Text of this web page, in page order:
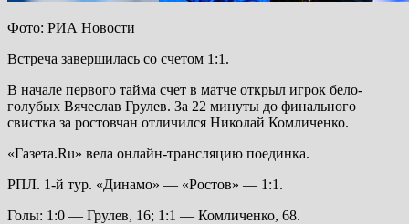
Фото: РИА Новости
Встреча завершилась со счетом 1:1.
В начале первого тайма счет в матче открыл игрок бело-
голубых Вячеслав Грулев. За 22 минуты до финального
свистка за ростовчан отличился Николай Комличенко.
«Газета.Ru» вела онлайн-трансляцию поединка.
РПЛ. 1-й тур. «Динамо» — «Ростов» — 1:1.
Голы: 1:0 — Грулев, 16; 1:1 — Комличенко, 68.